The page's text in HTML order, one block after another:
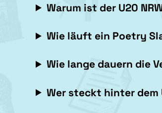
Warum ist der U20
Wie läuft ein Poetry
Wie lange dauern die
Wer steckt hinter dem